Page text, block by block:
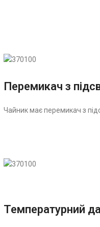
Перемикач з
Чайник має перемикач з
Температурний